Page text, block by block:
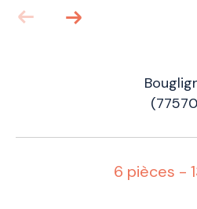
6 pièces -